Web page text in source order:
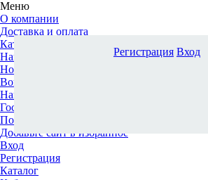
Меню
О компании
Доставка и оплата
Каталог
Наши офисы
Новости и новинки
Вопрос-ответ
Наша команда
Гос. заказчикам
Поставщикам
Добавьте сайт в избранное
Вход
Регистрация
Каталог
Регистрация Вход